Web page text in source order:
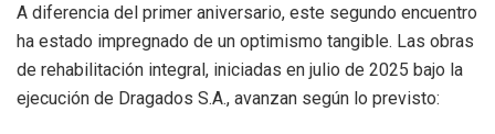
A diferencia del primer aniversario, este segundo encuentro
ha estado impregnado de un optimismo tangible. Las obras
de rehabilitación integral, iniciadas en julio de 2025 bajo la
ejecución de Dragados S.A., avanzan según lo previsto: